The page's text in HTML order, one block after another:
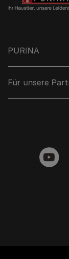
PURINA
Für unsere